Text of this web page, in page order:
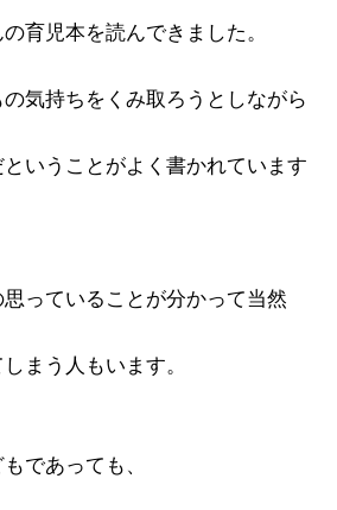
育児本を読んできました。
気持ちをくみ取ろうとしながら
いうことがよく書かれています
っていることが分かって当然
まう人もいます。
であっても、